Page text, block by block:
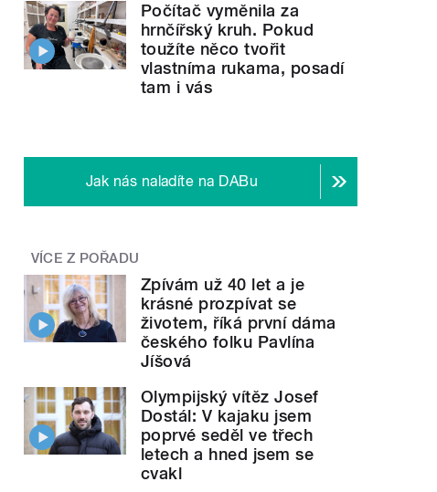
Počítač vyměnila za
hrnčířský kruh. Pokud
toužíte něco tvořit
vlastníma rukama, posadí
tam i vás
Jak nás naladíte na DABu
VÍCE Z POŘADU
Zpívám už 40 let a je
krásné prozpívat se
životem, říká první dáma
českého folku Pavlína
Jíšová
Olympijský vítěz Josef
Dostál: V kajaku jsem
poprvé seděl ve třech
letech a hned jsem se
cvakl